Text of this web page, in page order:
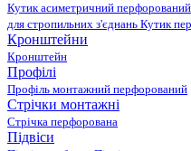
Кутик асиметричний перфорований
для стропильних з'єднань Кутик
Кронштейни
Кронштейн
Профілі
Профіль монтажний перфорований
Стрічки монтажні
Стрічка перфорована
Підвіси